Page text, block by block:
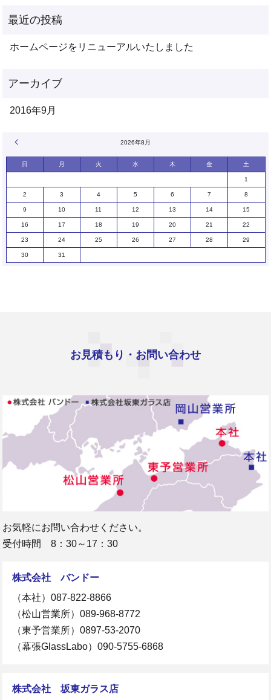
ホームページをリニューアルいたしました
2016年9月
2026年8月
日 月 火 水 木 金 土
1
2 3 4 5 6 7 8
9 10 11 12 13 14 15
16 17 18 19 20 21 22
23 24 25 26 27 28 29
30 31
お見積もり・お問い合わせ
お気軽にお問い合わせください。
受付時間 8：30～17：30
株式会社 バンドー
（本社）087-822-8866
（松山営業所）089-968-8772
（東予営業所）0897-53-2070
（幕張GlassLabo）090-5755-6868
株式会社 坂東ガラス店